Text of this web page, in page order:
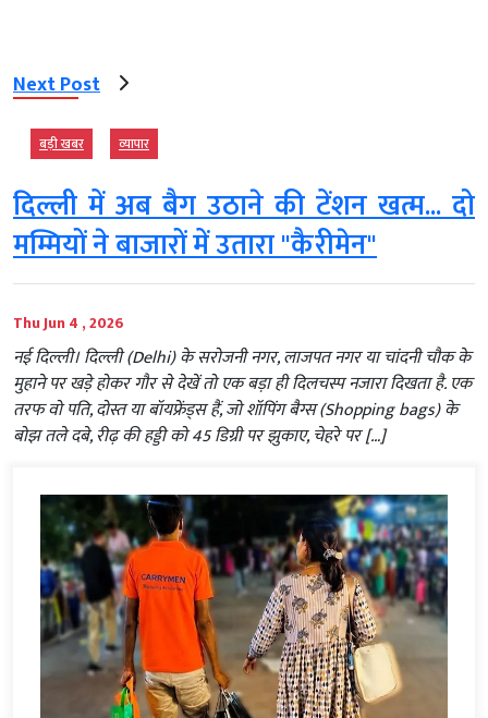
Next Post
बड़ी खबर व्‍यापार
दिल्ली में अब बैग उठाने की टेंशन खत्म... दो
मम्म‍ियों ने बाजारों में उतारा "कैरीमेन"
Thu Jun 4 , 2026
नई दिल्ली। दिल्ली (Delhi) के सरोजनी नगर, लाजपत नगर या चांदनी चौक के
मुहाने पर खड़े होकर गौर से देखें तो एक बड़ा ही दिलचस्प नजारा दिखता है. एक
तरफ वो पति, दोस्त या बॉयफ्रेंड्स हैं, जो शॉपिंग बैग्स (Shopping bags) के
बोझ तले दबे, रीढ़ की हड्डी को 45 डिग्री पर झुकाए, चेहरे पर […]